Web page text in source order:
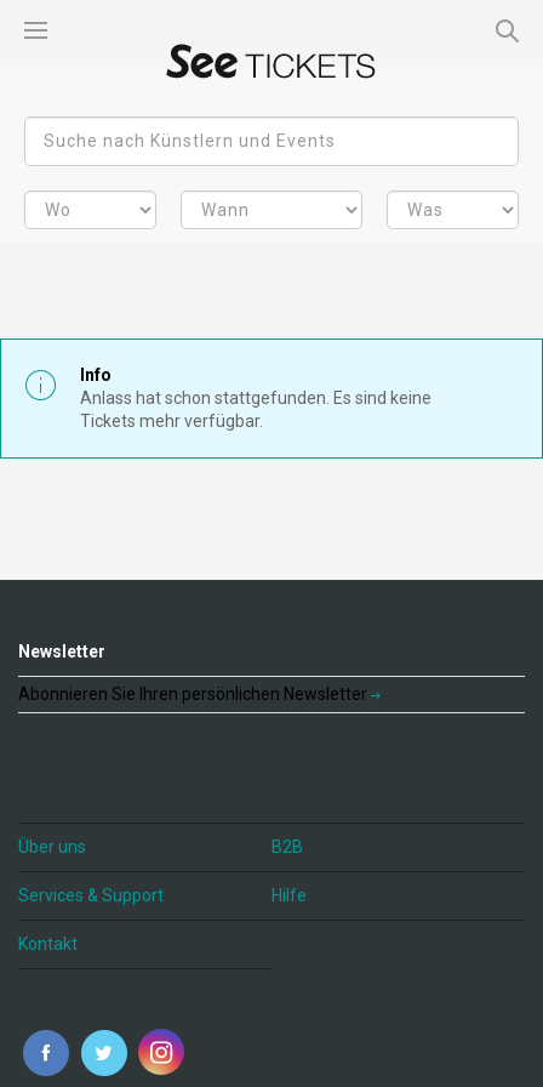
Info
Anlass hat schon stattgefunden. Es sind keine
Tickets mehr verfügbar.
Newsletter
Abonnieren Sie Ihren persönlichen Newsletter
Über uns B2B
Services & Support Hilfe
Kontakt